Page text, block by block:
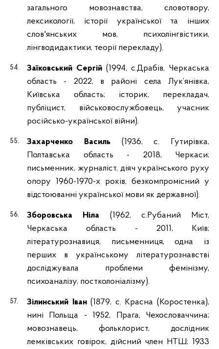
загального мовознавства, словотвору,
лексикології, історії української та інших
слов'янських мов, психолінгвістики,
лінгводидактики, теорії перекладу).
Заїковський Сергій (1994, с.Драбів, Черкаська
область - 2022, в районі села Лук’янівка,
Київська область; історик, перекладач,
публіцист, військовослужбовець, учасник
російсько-української війни).
Захарченко Василь (1936, с. Гутирівка,
Полтавська область - 2018, Черкаси;
письменник, журналіст, діяч українського руху
опору 1960-1970-х років, безкомпромісний у
відстоюванні української мови як державної).
Зборовська Ніла (1962, с.Рубаний Міст,
Черкаська область - 2011, Київ;
літературознавиця, письменниця, одна із
перших в українському літературознавстві
досліджувала проблеми фемінізму,
психоаналізу, постколоніалізму).
Зілинський Іван(1879, с. Красна (Коростенка),
нині Польща - 1952, Прага, Чехословаччина;
мовознавець, фольклорист, дослідник
лемківських говірок, дійсний член НТШ; 1933